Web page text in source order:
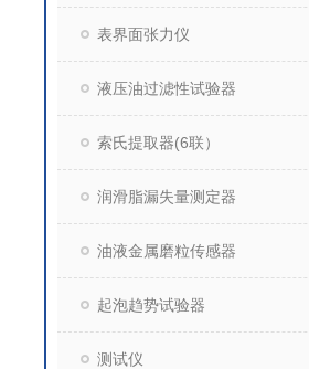
表界面张力仪
液压油过滤性试验器
索氏提取器(6联）
润滑脂漏失量测定器
油液金属磨粒传感器
起泡趋势试验器
测试仪